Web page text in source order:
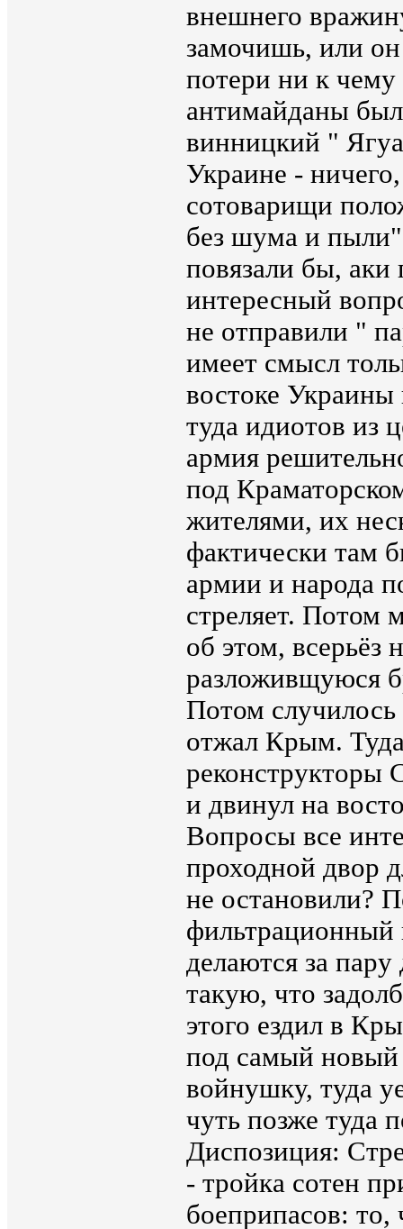
внешнего
замочишь, или он
потери ни к
антимайданы
винницкий "
Украине -
сотоварищи
без шума и
повязали бы,
интересный
не отправили "
имеет смысл
востоке
туда идиотов из
армия
под
жителями, их
фактически там
армии и народа
стреляет. Потом
об этом, всерьёз
разложивщуюся
Потом
отжал Крым.
реконструкторы
и двинул на
Вопросы все
проходной двор
не остановили?
фильтрационный
делаются за
такую, что
этого ездил в
под самый новый
войнушку, туда
чуть позже туда
Диспозиция:
- тройка сотен
боеприпасов: